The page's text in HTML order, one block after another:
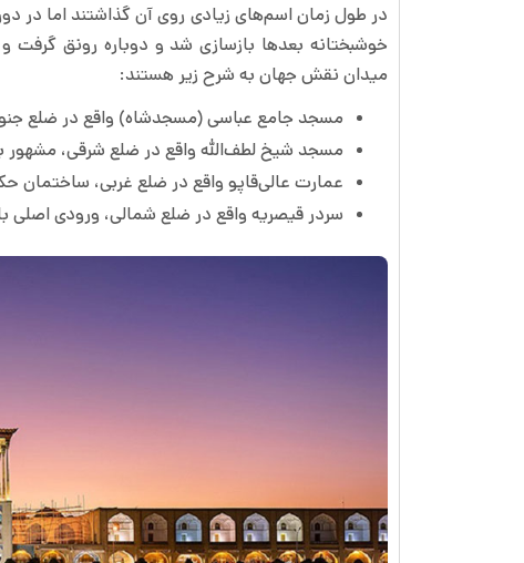
در طول زمان اسم‌های زیادی روی آن گذاشتند اما در
خوشبختانه بعدها بازسازی شد و دوباره رونق گرفت
میدان نقش جهان به شرح زیر هستند:
مسجد جامع عباسی (مسجدشاه) واقع در ضلع
مسجد شیخ لطف‌الله واقع در ضلع شرقی، مشهور
عمارت عالی‌قاپو واقع در ضلع غربی، ساختمان
سردر قیصریه واقع در ضلع شمالی، ورودی اصلی